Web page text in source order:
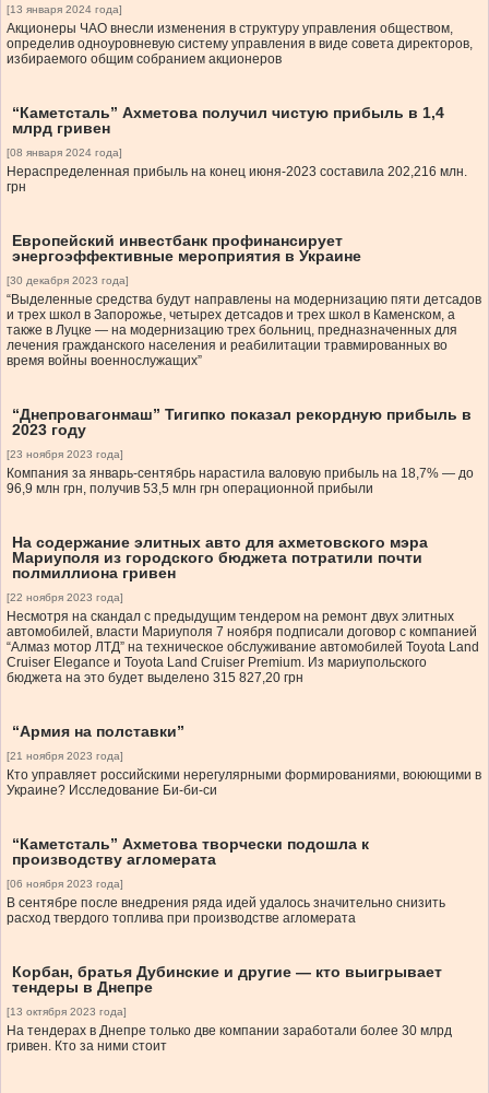
[13 января 2024 года]
Акционеры ЧАО внесли изменения в структуру управления обществом,
определив одноуровневую систему управления в виде совета директоров,
избираемого общим собранием акционеров
“Каметсталь” Ахметова получил чистую прибыль в 1,4
млрд гривен
[08 января 2024 года]
Нераспределенная прибыль на конец июня-2023 составила 202,216 млн.
грн
Европейский инвестбанк профинансирует
энергоэффективные мероприятия в Украине
[30 декабря 2023 года]
“Выделенные средства будут направлены на модернизацию пяти детсадов
и трех школ в Запорожье, четырех детсадов и трех школ в Каменском, а
также в Луцке — на модернизацию трех больниц, предназначенных для
лечения гражданского населения и реабилитации травмированных во
время войны военнослужащих”
“Днепровагонмаш” Тигипко показал рекордную прибыль в
2023 году
[23 ноября 2023 года]
Компания за январь-сентябрь нарастила валовую прибыль на 18,7% — до
96,9 млн грн, получив 53,5 млн грн операционной прибыли
На содержание элитных авто для ахметовского мэра
Мариуполя из городского бюджета потратили почти
полмиллиона гривен
[22 ноября 2023 года]
Несмотря на скандал с предыдущим тендером на ремонт двух элитных
автомобилей, власти Мариуполя 7 ноября подписали договор с компанией
“Алмаз мотор ЛТД” на техническое обслуживание автомобилей Toyota Land
Cruiser Elegance и Toyota Land Cruiser Premium. Из мариупольского
бюджета на это будет выделено 315 827,20 грн
“Армия на полставки”
[21 ноября 2023 года]
Кто управляет российскими нерегулярными формированиями, воюющими в
Украине? Исследование Би-би-си
“Каметсталь” Ахметова творчески подошла к
производству агломерата
[06 ноября 2023 года]
В сентябре после внедрения ряда идей удалось значительно снизить
расход твердого топлива при производстве агломерата
Корбан, братья Дубинские и другие — кто выигрывает
тендеры в Днепре
[13 октября 2023 года]
На тендерах в Днепре только две компании заработали более 30 млрд
гривен. Кто за ними стоит